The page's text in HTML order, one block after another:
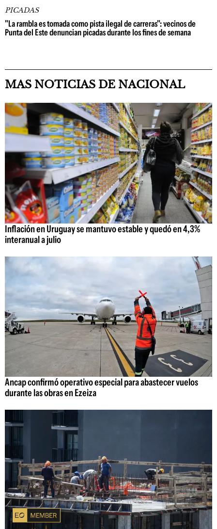
PICADAS
"La rambla es tomada como pista ilegal de carreras": vecinos de
Punta del Este denuncian picadas durante los fines de semana
MAS NOTICIAS DE NACIONAL
Inflación en Uruguay se mantuvo estable y quedó en 4,3%
interanual a julio
Ancap confirmó operativo especial para abastecer vuelos
durante las obras en Ezeiza